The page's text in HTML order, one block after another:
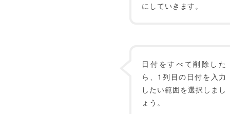
にしていきます。
日付をすべて削除した
ら、1列目の日付を入力
したい範囲を選択しまし
ょう。